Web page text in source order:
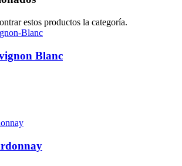
estos productos la categoría.
Blanc